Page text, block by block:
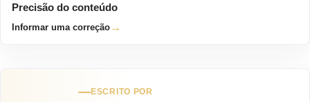
Precisão do conteúdo
Informar uma correção →
ESCRITO POR